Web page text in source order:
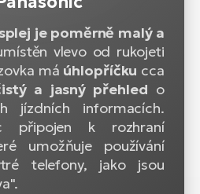
je poměrně malý a
vlevo od rukojeti
má úhlopříčku cca
a jasný přehled o
jízdních informacích.
připojen k rozhraní
umožňuje používání
telefony, jako jsou